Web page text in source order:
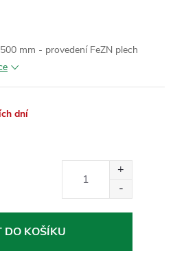
mm - provedení FeZN plech
dní
DO KOŠÍKU